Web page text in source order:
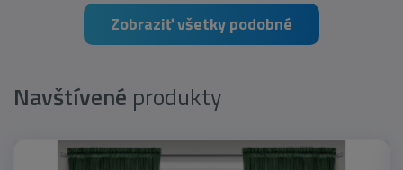
Zobraziť všetky podobné
Navštívené produkty